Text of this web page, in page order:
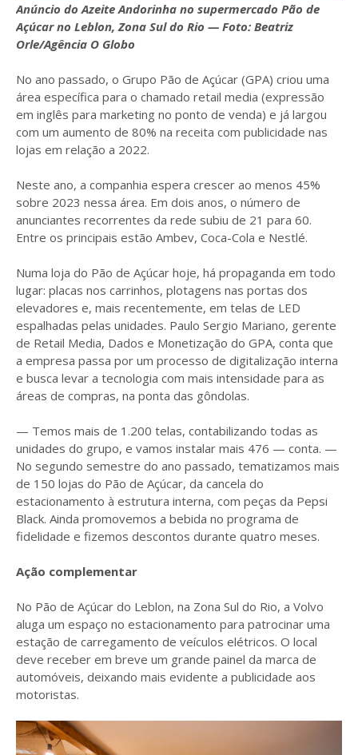
Anúncio do Azeite Andorinha no supermercado Pão de
Açúcar no Leblon, Zona Sul do Rio — Foto: Beatriz
Orle/Agência O Globo
No ano passado, o Grupo Pão de Açúcar (GPA) criou uma
área específica para o chamado retail media (expressão
em inglês para marketing no ponto de venda) e já largou
com um aumento de 80% na receita com publicidade nas
lojas em relação a 2022.
Neste ano, a companhia espera crescer ao menos 45%
sobre 2023 nessa área. Em dois anos, o número de
anunciantes recorrentes da rede subiu de 21 para 60.
Entre os principais estão Ambev, Coca-Cola e Nestlé.
Numa loja do Pão de Açúcar hoje, há propaganda em todo
lugar: placas nos carrinhos, plotagens nas portas dos
elevadores e, mais recentemente, em telas de LED
espalhadas pelas unidades. Paulo Sergio Mariano, gerente
de Retail Media, Dados e Monetização do GPA, conta que
a empresa passa por um processo de digitalização interna
e busca levar a tecnologia com mais intensidade para as
áreas de compras, na ponta das gôndolas.
— Temos mais de 1.200 telas, contabilizando todas as
unidades do grupo, e vamos instalar mais 476 — conta. —
No segundo semestre do ano passado, tematizamos mais
de 150 lojas do Pão de Açúcar, da cancela do
estacionamento à estrutura interna, com peças da Pepsi
Black. Ainda promovemos a bebida no programa de
fidelidade e fizemos descontos durante quatro meses.
Ação complementar
No Pão de Açúcar do Leblon, na Zona Sul do Rio, a Volvo
aluga um espaço no estacionamento para patrocinar uma
estação de carregamento de veículos elétricos. O local
deve receber em breve um grande painel da marca de
automóveis, deixando mais evidente a publicidade aos
motoristas.